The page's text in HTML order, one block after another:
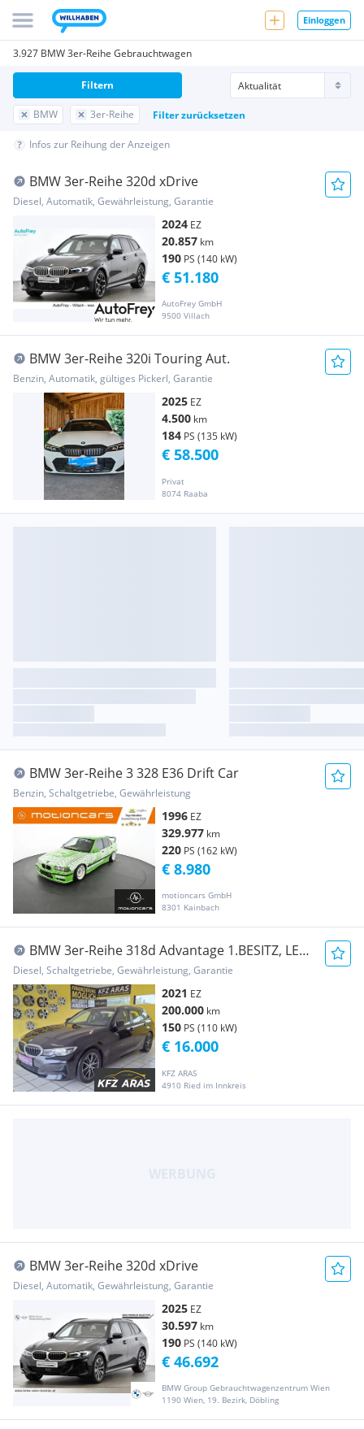
Einloggen
3.927 BMW 3er-Reihe Gebrauchtwagen
BMW 3er-Reihe Filter zurücksetzen
Filtern
Infos zur Reihung der Anzeigen
BMW 3er-Reihe 320d xDrive
Diesel, Automatik, Gewährleistung, Garantie
2024 EZ
20.857 km
190 PS (140 kW)
AutoFrey GmbH
9500 Villach
€ 51.180
BMW 3er-Reihe 320i Touring Aut.
Benzin, Automatik, gültiges Pickerl, Garantie
2025 EZ
4.500 km
184 PS (135 kW)
Privat
8074 Raaba
€ 58.500
BMW 3er-Reihe 3 328 E36 Drift Car
Benzin, Schaltgetriebe, Gewährleistung
1996 EZ
329.977 km
220 PS (162 kW)
motioncars GmbH
8301 Kainbach
€ 8.980
BMW 3er-Reihe 318d Advantage 1.BESITZ, LED,
RFK, NAVI
Diesel, Schaltgetriebe, Gewährleistung, Garantie
2021 EZ
200.000 km
150 PS (110 kW)
KFZ ARAS
4910 Ried im Innkreis
€ 16.000
BMW 3er-Reihe 320d xDrive
Diesel, Automatik, Gewährleistung, Garantie
2025 EZ
30.597 km
190 PS (140 kW)
BMW Group Gebrauchtwagenzentrum Wien
1190 Wien, 19. Bezirk, Döbling
€ 46.692